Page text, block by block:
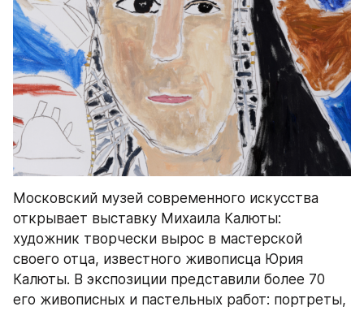
Московский музей современного искусства
открывает выставку Михаила Калюты:
художник творчески вырос в мастерской
своего отца, известного живописца Юрия
Калюты. В экспозиции представили более 70
его живописных и пастельных работ: портреты,